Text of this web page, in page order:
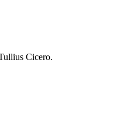
Cicero.